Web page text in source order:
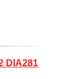
DIA281